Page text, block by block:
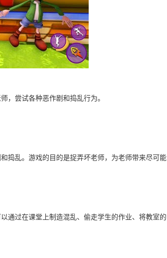
，尝试各种恶作剧和捣乱行为。
捣乱。游戏的目的是捉弄坏老师，为老师带来尽可能
通过在课堂上制造混乱、偷走学生的作业、将教室的